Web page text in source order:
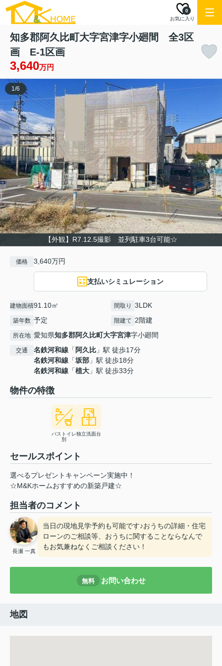
お気に入り
0
知多郡阿久比町大字宮津字小廻間 全3区
画 E-1区画
3,640万円
【外観】R7.12.5撮影 並列駐車3台可能☆
1/6
価格 3,640万円
支払いシミュレーション
建物面積91.10㎡ 間取り 3LDK
築年数 予定 階建て 2階建
所在地 愛知県知多郡阿久比町大字宮津字小廻間
交通 名鉄河和線 「 阿久比 」駅 徒歩17分
名鉄河和線 「坂部 」駅 徒歩18分
名鉄河和線 「植大 」駅 徒歩33分
物件の特徴
バストイレ
別
独立洗面台
セールスポイント
選べるプレゼントキャンペーン実施中！
☆M&Kホームおすすめの新築戸建☆
担当者のコメント
長瀬 一真
当日の現地見学予約も可能です♪おうちの詳細・住宅
ローンのご相談等、おうちに関することならなんで
もお気兼ねなくご相談ください！
無料 お問い合わせ
地図